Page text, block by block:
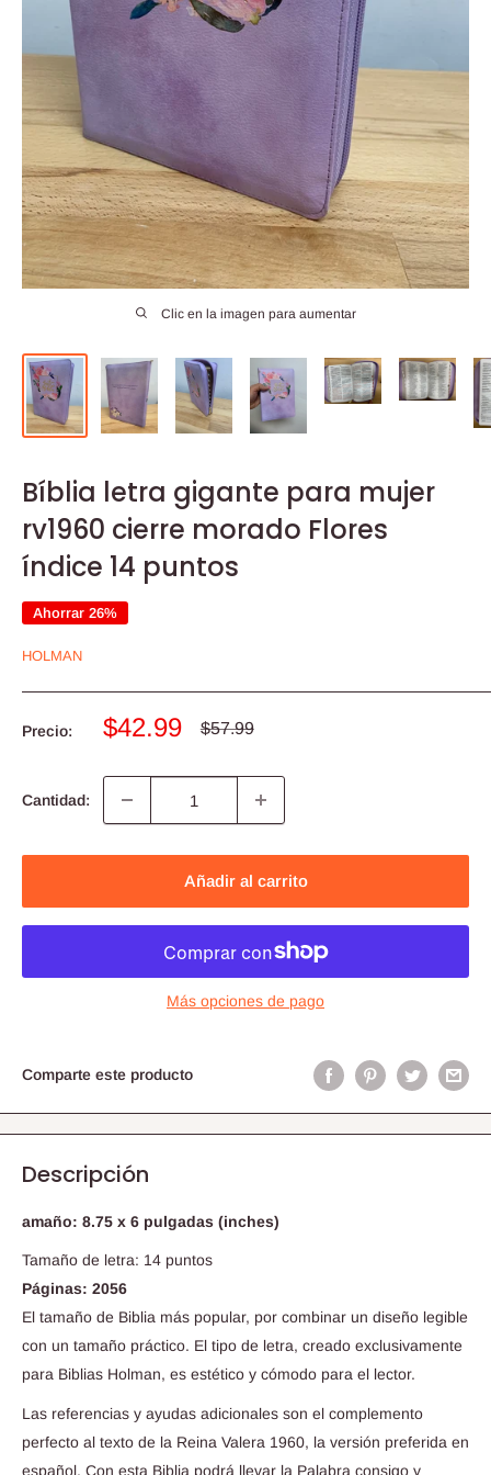
Clic en la imagen para aumentar
Bíblia letra gigante para mujer
rv1960 cierre morado Flores
índice 14 puntos
Ahorrar 26%
HOLMAN
Precio:
Precio
venta
$42.99
Precio
$57.99
Cantidad:
Añadir al carrito
Más opciones de pago
Comparte este producto
Descripción
amaño: 8.75 x 6 pulgadas (inches)
Tamaño de letra: 14 puntos
Páginas: 2056
El tamaño de Biblia más popular, por combinar un diseño legible
con un tamaño práctico. El tipo de letra, creado exclusivamente
para Biblias Holman, es estético y cómodo para el lector.
Las referencias y ayudas adicionales son el complemento
perfecto al texto de la Reina Valera 1960, la versión preferida en
español. Con esta Biblia podrá llevar la Palabra consigo y